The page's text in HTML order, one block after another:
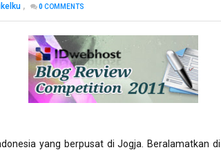
, 0COMMENTS
yang berpusat di Jogja. Beralamatkan